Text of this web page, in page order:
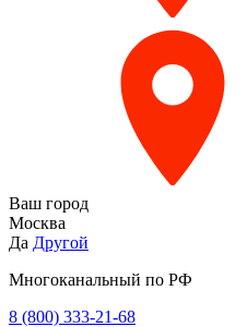
Ваш город
Москва
Да Другой
Многоканальный по РФ
8 (800) 333‑21-68